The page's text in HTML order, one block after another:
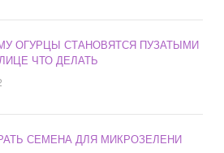
ОГУРЦЫ СТАНОВЯТСЯ ПУЗАТЫМИ
ЧТО ДЕЛАТЬ
СЕМЕНА ДЛЯ МИКРОЗЕЛЕНИ